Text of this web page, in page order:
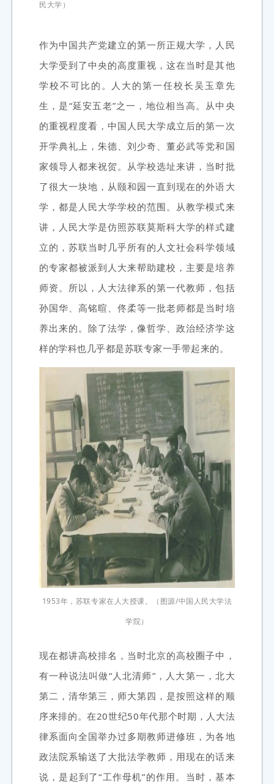
民大学）
作为中国共产党建立的第一所正规大学，人民
大学受到了中央的高度重视，这在当时是其他
学校不可比的。人大的第一任校长吴玉章先
生，是“延安五老”之一，地位相当高。从中央
的重视程度看，中国人民大学成立后的第一次
开学典礼上，朱德、刘少奇、董必武等党和国
家领导人都来祝贺。从学校选址来讲，当时批
了很大一块地，从颐和园一直到现在的外语大
学，都是人民大学学校的范围。从教学模式来
讲，人民大学是仿照苏联莫斯科大学的样式建
立的，苏联当时几乎所有的人文社会科学领域
的专家都被派到人大来帮助建校，主要是培养
师资。所以，人大法律系的第一代教师，包括
孙国华、高铭暄、佟柔等一批老师都是当时培
养出来的。除了法学，像哲学、政治经济学这
样的学科也几乎都是苏联专家一手带起来的。
1953年，苏联专家在人大授课。（图源/中国人民大学法
学院）
现在都讲高校排名，当时北京的高校圈子中，
有一种说法叫做“人北清师”，人大第一，北大
第二，清华第三，师大第四，是按照这样的顺
序来排的。在20世纪50年代那个时期，人大法
律系面向全国举办过多期教师进修班，为各地
政法院系输送了大批法学教师，用现在的话来
说，是起到了“工作母机”的作用。当时，基本